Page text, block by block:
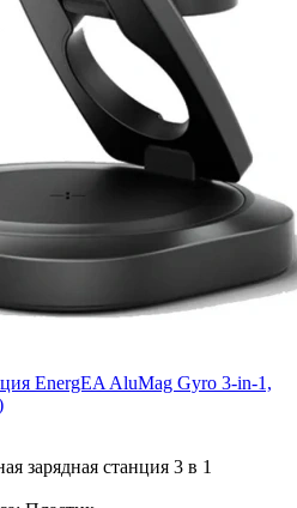
EnergEA AluMag Gyro 3-in-1,
зарядная станция 3 в 1